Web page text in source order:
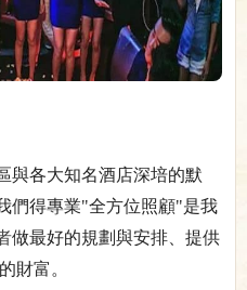
與各大知名酒店深培的默
們得專業"全方位照顧"是我
做最好的規劃與安排、提供
財富。